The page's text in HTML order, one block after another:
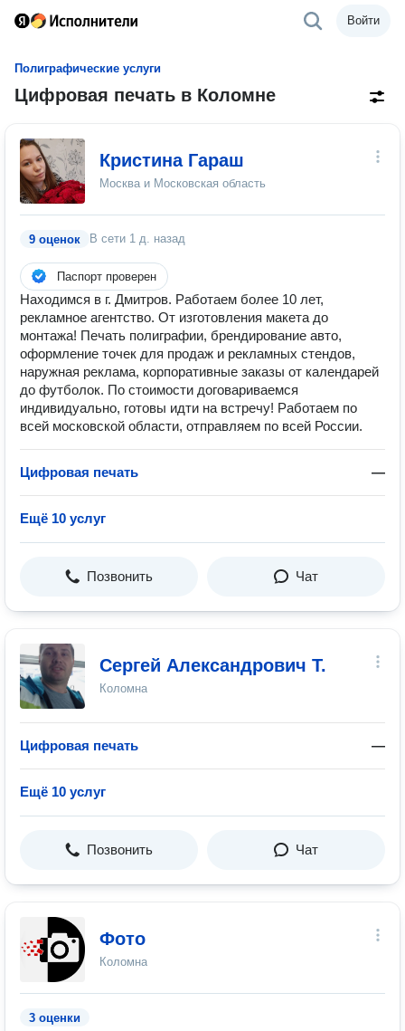
Войти
Полиграфические услуги
Цифровая печать в Коломне
Кристина Гараш
Москва и Московская область
9 оценок В сети 1 д. назад
Паспорт проверен
Находимся в г. Дмитров. Работаем более 10 лет,
рекламное агентство. От изготовления макета до
монтажа! Печать полиграфии, брендирование авто,
оформление точек для продаж и рекламных стендов,
наружная реклама, корпоративные заказы от календарей
до футболок. По стоимости договариваемся
индивидуально, готовы идти на встречу! Работаем по
всей московской области, отправляем по всей России.
Цифровая печать —
Ещё 10 услуг
Позвонить Чат
Сергей Александрович Т.
Коломна
Цифровая печать —
Ещё 10 услуг
Позвонить Чат
Фото
Коломна
3 оценки